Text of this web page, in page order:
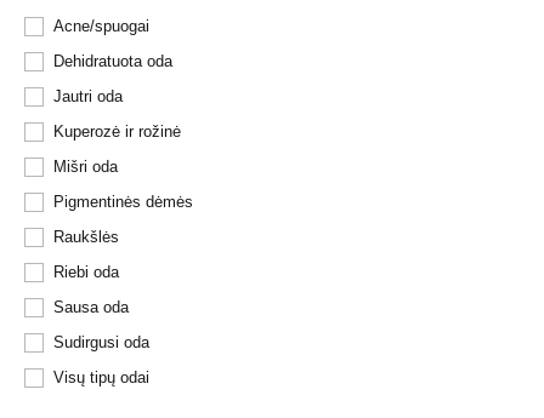
Acne/spuogai
Dehidratuota oda
Jautri oda
Kuperozė ir rožinė
Mišri oda
Pigmentinės dėmės
Raukšlės
Riebi oda
Sausa oda
Sudirgusi oda
Visų tipų odai